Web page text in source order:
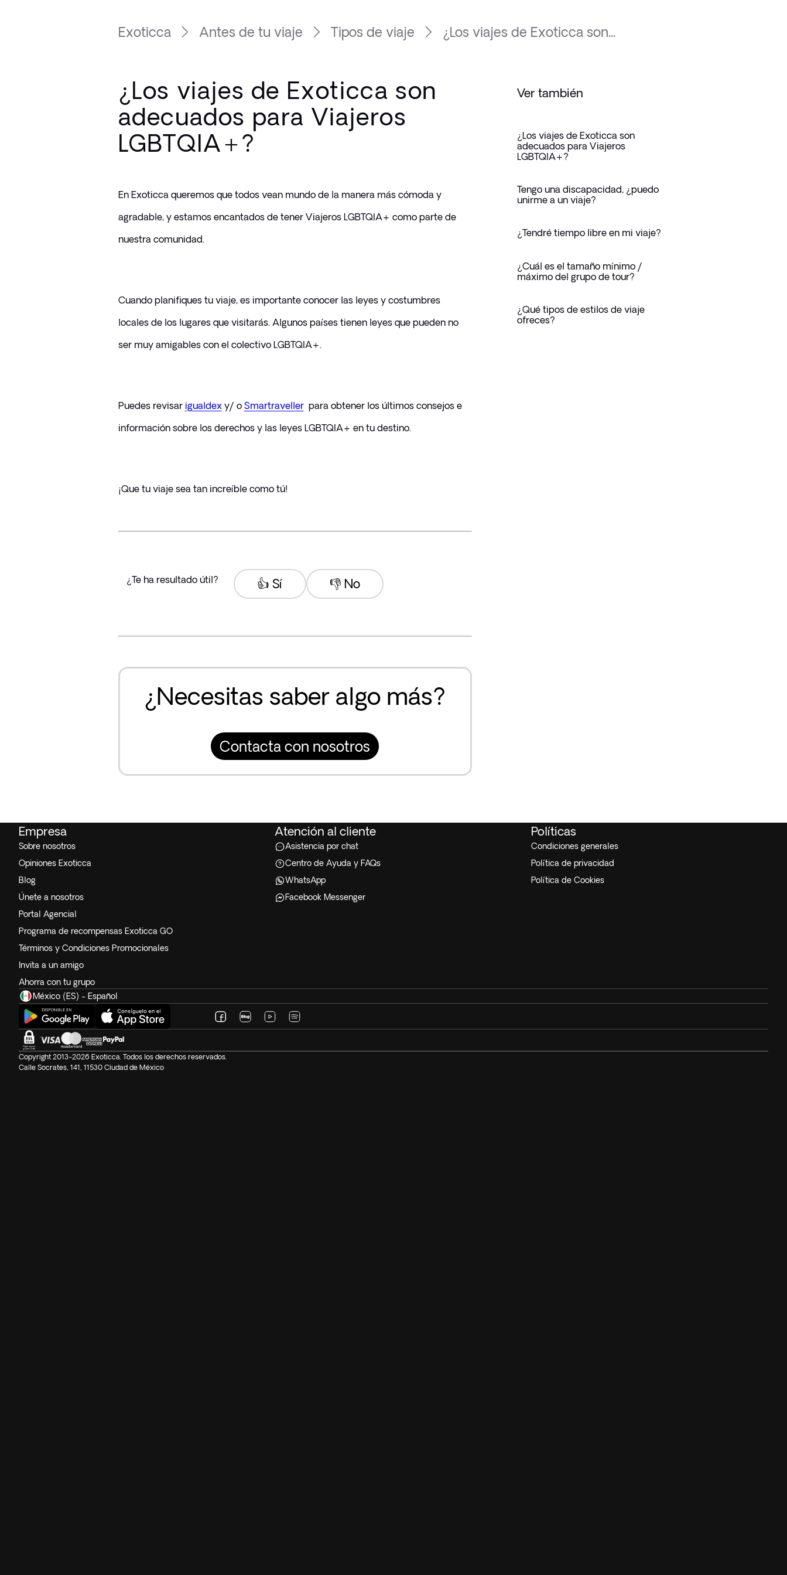
Exoticca Antes de tu viaje Tipos de viaje ¿Los viajes de Exoticca son...
¿Los viajes de Exoticca son
adecuados para Viajeros
LGBTQIA+?
En Exoticca queremos que todos vean mundo de la manera más cómoda y
agradable, y estamos encantados de tener Viajeros LGBTQIA+ como parte de
nuestra comunidad.
Cuando planifiques tu viaje, es importante conocer las leyes y costumbres
locales de los lugares que visitarás. Algunos países tienen leyes que pueden no
ser muy amigables con el colectivo LGBTQIA+.
Puedes revisar igualdex y/ o Smartraveller
  para obtener los últimos consejos e
información sobre los derechos y las leyes LGBTQIA+ en tu destino.
¡Que tu viaje sea tan increíble como tú!
¿Te ha resultado útil? 👎 No
👍 Sí
¿Necesitas saber algo más?
Contacta con nosotros
Ver también
¿Los viajes de Exoticca son
adecuados para Viajeros
LGBTQIA+?
Tengo una discapacidad, ¿puedo
unirme a un viaje?
¿Tendré tiempo libre en mi viaje?
¿Cuál es el tamaño mínimo /
máximo del grupo de tour?
¿Qué tipos de estilos de viaje
ofreces?